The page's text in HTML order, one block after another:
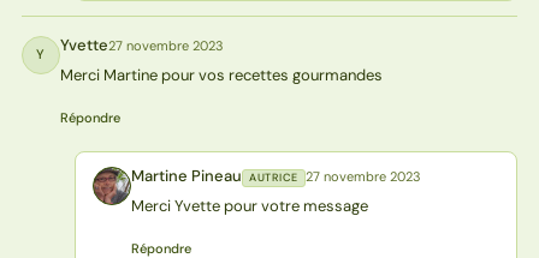
Y Yvette27 novembre 2023
Merci Martine pour vos recettes gourmandes
Répondre
MP Martine Pineau AUTRICE 27 novembre 2023
Merci Yvette pour votre message
Répondre